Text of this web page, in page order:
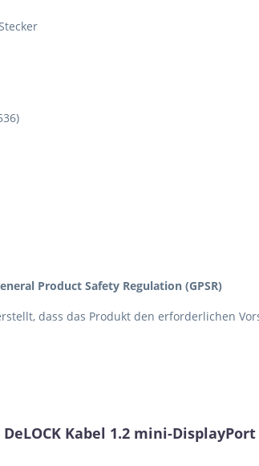
Product Safety Regulation (GPSR)
dass das Produkt den erforderlichen
Kabel 1.2 mini-